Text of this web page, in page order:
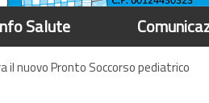
Salute
il nuovo Pronto Soccorso pediatrico